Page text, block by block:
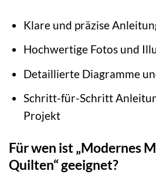
Klare und präzise
Hochwertige Fotos und
Detaillierte Diagramme
Schritt-für-Schritt
Projekt
Für wen ist „Modernes
Quilten“ geeignet?